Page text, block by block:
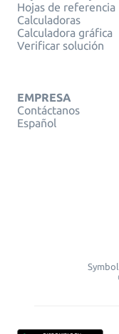
Hojas de referencia
Calculadoras
Calculadora gráfica
Verificar solución
EMPRESA
Contáctanos
Español